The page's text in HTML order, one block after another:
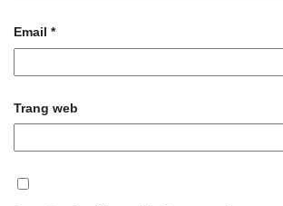
Email *
Trang web